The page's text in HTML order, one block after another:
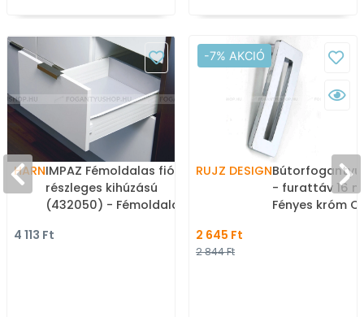
HARNIMPAZ Fémoldalas fiók
részleges kihúzású
(432050) - Fémoldalas
fiókoldalak
4 113 Ft
-7% AKCIÓ
RUJZ DESIGNBútorfogantyú
- furattáv 16
Fényes króm
2 645 Ft
2 844 Ft